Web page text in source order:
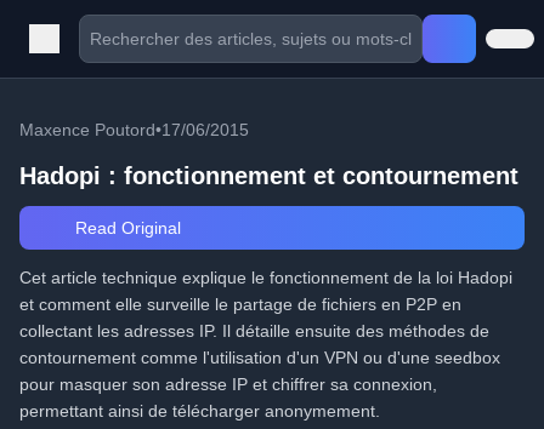
Maxence Poutord•17/06/2015
Hadopi : fonctionnement et contournement
Read Original
Cet article technique explique le fonctionnement de la loi Hadopi
et comment elle surveille le partage de fichiers en P2P en
collectant les adresses IP. Il détaille ensuite des méthodes de
contournement comme l'utilisation d'un VPN ou d'une seedbox
pour masquer son adresse IP et chiffrer sa connexion,
permettant ainsi de télécharger anonymement.